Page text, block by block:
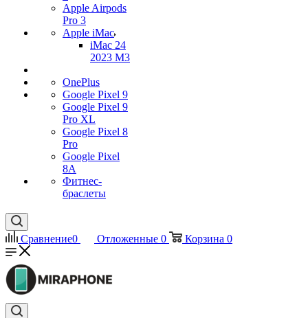
Apple Airpods
Pro 3
Apple iMac
iMac 24
2023 M3
OnePlus
Google Pixel 9
Google Pixel 9
Pro XL
Google Pixel 8
Pro
Google Pixel
8A
Фитнес-
браслеты
Сравнение0 Отложенные 0 Корзина 0